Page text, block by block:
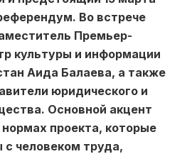
Во встрече
Премьер-
культуры и информации
Аида Балаева, а также
юридического и
Основной акцент
проекта, которые
человеком труда,